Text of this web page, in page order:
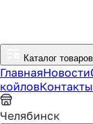
Каталог товаров
ГлавнаяНовости
койловКонтакты
Челябинск